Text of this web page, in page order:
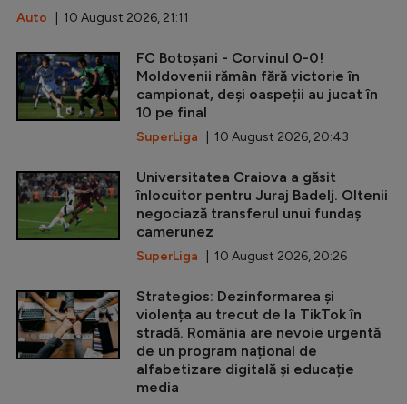
Auto | 10 August 2026, 21:11
FC Botoșani - Corvinul 0-0!
Moldovenii rămân fără victorie în
campionat, deși oaspeții au jucat în
10 pe final
SuperLiga | 10 August 2026, 20:43
Universitatea Craiova a găsit
înlocuitor pentru Juraj Badelj. Oltenii
negociază transferul unui fundaș
camerunez
SuperLiga | 10 August 2026, 20:26
Strategios: Dezinformarea și
violența au trecut de la TikTok în
stradă. România are nevoie urgentă
de un program național de
alfabetizare digitală și educație
media